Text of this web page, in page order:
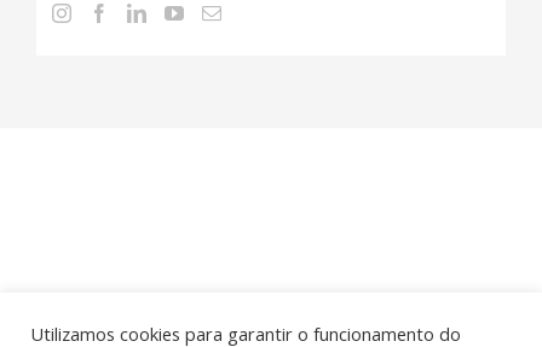
Utilizamos cookies para garantir o funcionamento do